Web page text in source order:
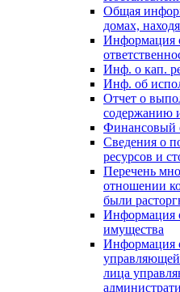
Общая
домах,
Информация
Инф. о кап.
Инф. об
Отчет о
содержанию
Финансовый
Сведения о
ресурсов и
Перечень
отношении
были
Информация
имущества
Информация
лица